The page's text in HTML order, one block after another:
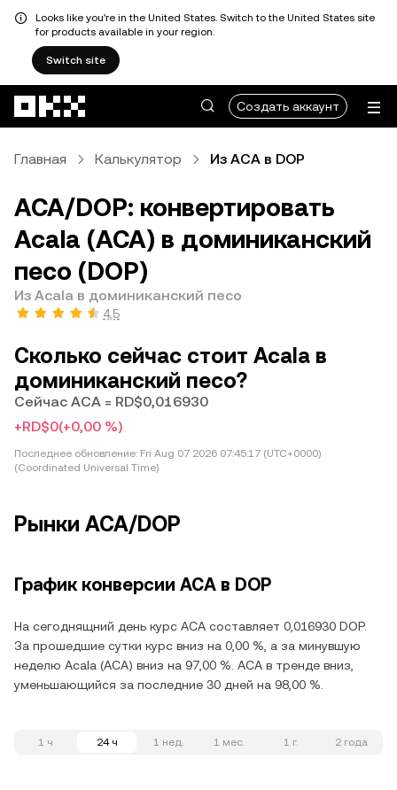
Looks like you're in the United States. Switch to the United States site
for products available in your region.
Switch site
Создать аккаунт
Главная Калькулятор Из ACA в DOP
ACA/DOP: конвертировать
Acala (ACA) в доминиканский
песо (DOP)
Из Acala в доминиканский песо
4,5
Сколько сейчас стоит Acala в
доминиканский песо?
Сейчас ACA = RD$0,016930
+RD$0(+0,00 %)
Последнее обновление: Fri Aug 07 2026 07:45:17 (UTC+0000)
(Coordinated Universal Time)
Рынки ACA/DOP
График конверсии ACA в DOP
На сегоднящний день курс ACA составляет 0,016930 DOP.
За прошедшие сутки курс вниз на 0,00 %, а за минувшую
неделю Acala (ACA) вниз на 97,00 %. ACA в тренде вниз,
уменьшающийся за последние 30 дней на 98,00 %.
1 ч 24 ч 1 нед. 1 мес. 1 г. 2 года